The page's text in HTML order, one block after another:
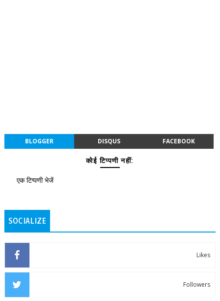
BLOGGER DISQUS FACEBOOK
कोई टिप्पणी नहीं:
एक टिप्पणी भेजें
SOCIALIZE
Likes
Followers